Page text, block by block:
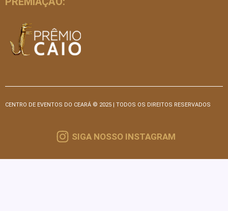
CENTRO DE EVENTOS DO CEARÁ © 2025 | TODOS OS DIREITOS RESERVADOS
SIGA NOSSO INSTAGRAM